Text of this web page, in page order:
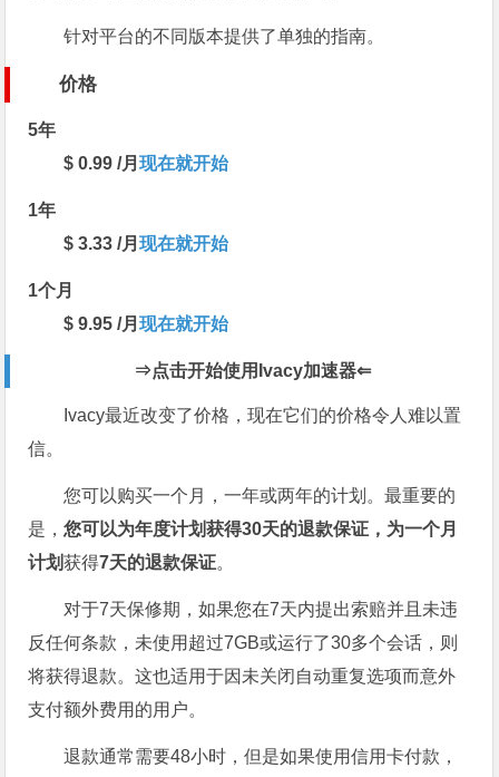
针对平台的不同版本提供了单独的指南。
价格
5年
$ 0.99 /月现在就开始
1年
$ 3.33 /月现在就开始
1个月
$ 9.95 /月现在就开始
⇒点击开始使用 Ivacy加速器⇐
Ivacy最近改变了价格，现在它们的价格令人难以置
信。
您可以购买一个月，一年或两年的计划。最重要的
是，您可以为年度计划获得30天的退款保证，为一个月
计划获得7天的退款保证。
对于7天保修期，如果您在7天内提出索赔并且未违
反任何条款，未使用超过7GB或运行了30多个会话，则
将获得退款。这也适用于因未关闭自动重复选项而意外
支付额外费用的用户。
退款通常需要48小时，但是如果使用信用卡付款，